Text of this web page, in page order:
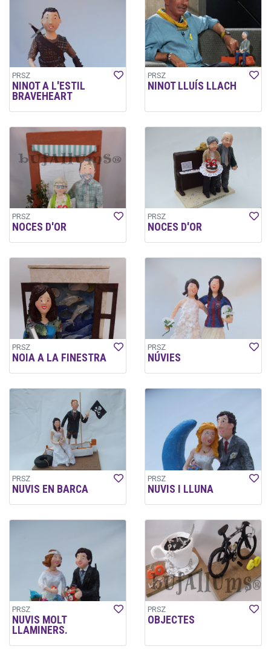
PRSZ
NINOT A L'ESTIL
BRAVEHEART
PRSZ
NINOT LLUÍS LLACH
PRSZ
NOCES D'OR
PRSZ
NOCES D'OR
PRSZ
NOIA A LA FINESTRA
PRSZ
NÚVIES
PRSZ
NUVIS EN BARCA
PRSZ
NUVIS I LLUNA
PRSZ
NUVIS MOLT
LLAMINERS.
PRSZ
OBJECTES